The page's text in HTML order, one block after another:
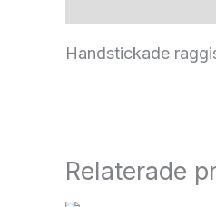
Handstickade
Relaterade